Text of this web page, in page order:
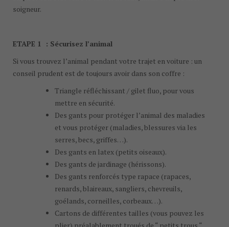
soigneur.
ETAPE 1 : Sécurisez l’animal
Si vous trouvez l’animal pendant votre trajet en voiture : un
conseil prudent est de toujours avoir dans son coffre :
Triangle réfléchissant / gilet fluo, pour vous
mettre en sécurité.
Des gants pour protéger l’animal des maladies
et vous protéger (maladies, blessures via les
serres, becs, griffes…).
Des gants en latex (petits oiseaux).
Des gants de jardinage (hérissons).
Des gants renforcés type rapace (rapaces,
renards, blaireaux, sangliers, chevreuils,
goélands, corneilles, corbeaux…).
Cartons de différentes tailles (vous pouvez les